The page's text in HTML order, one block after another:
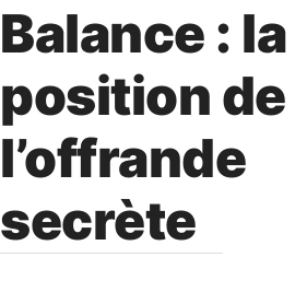
Balance : la
position de
l’offrande
secrète